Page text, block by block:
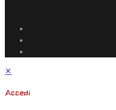
✕
Accedi